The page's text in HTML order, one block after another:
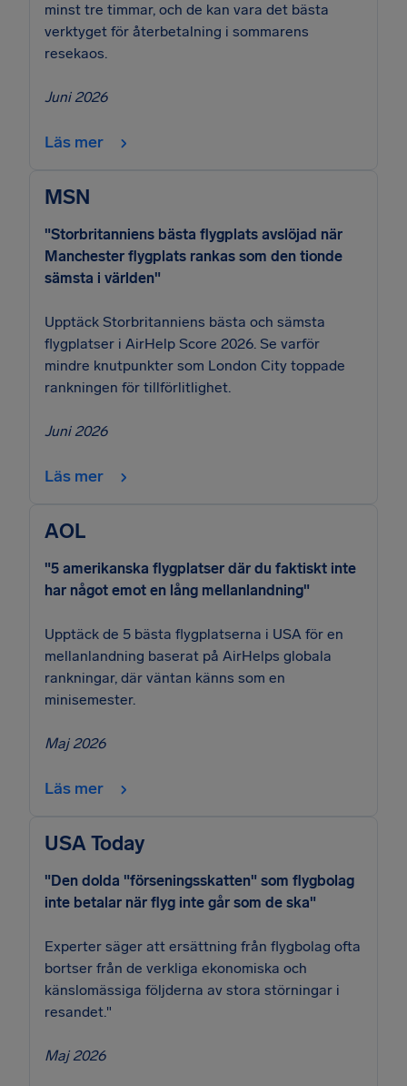
minst tre timmar, och de kan vara det bästa
verktyget för återbetalning i sommarens
resekaos.
Juni 2026
Läs mer
MSN
"Storbritanniens bästa flygplats avslöjad när
Manchester flygplats rankas som den tionde
sämsta i världen"
Upptäck Storbritanniens bästa och sämsta
flygplatser i AirHelp Score 2026. Se varför
mindre knutpunkter som London City toppade
rankningen för tillförlitlighet.
Juni 2026
Läs mer
AOL
"5 amerikanska flygplatser där du faktiskt inte
har något emot en lång mellanlandning"
Upptäck de 5 bästa flygplatserna i USA för en
mellanlandning baserat på AirHelps globala
rankningar, där väntan känns som en
minisemester.
Maj 2026
Läs mer
USA Today
"Den dolda "förseningsskatten" som flygbolag
inte betalar när flyg inte går som de ska"
Experter säger att ersättning från flygbolag ofta
bortser från de verkliga ekonomiska och
känslomässiga följderna av stora störningar i
resandet."
Maj 2026